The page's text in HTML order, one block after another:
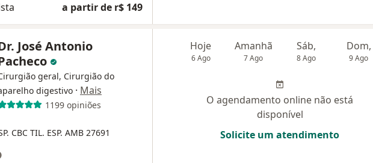
a partir de r$ 149
José Antonio
geral, Cirurgião do
digestivo · Mais
1199 opiniões
CBC TIL. ESP. AMB 27691
Hoje
6 Ago
Amanhã
7 Ago
Sáb,
8 Ago
Dom,
9 Ago
O agendamento online não está
disponível
Solicite um atendimento